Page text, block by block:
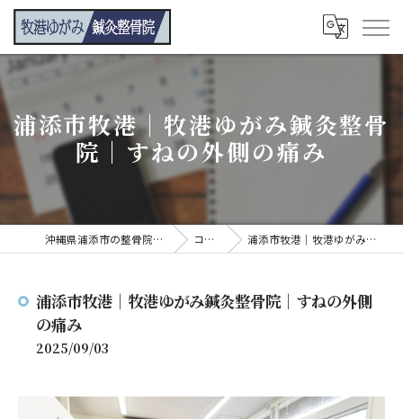
浦添市牧港｜牧港ゆがみ鍼灸整骨
院｜すねの外側の痛み
沖縄県浦添市の整骨院なら牧港ゆがみ鍼灸整骨院 コンテンツ 浦添市牧港｜牧港ゆがみ鍼灸整骨院｜すねの外側の痛み
浦添市牧港｜牧港ゆがみ鍼灸整骨院｜すねの外側
の痛み
2025/09/03